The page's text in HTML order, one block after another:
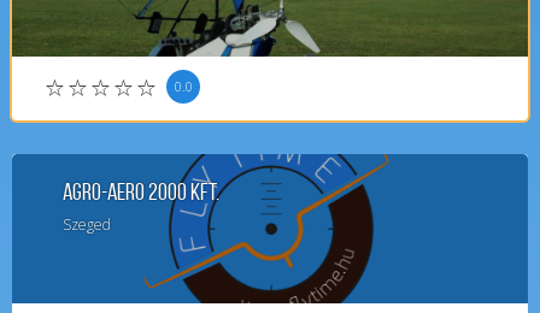
0.0
Agro-Aero 2000 Kft.
Szeged